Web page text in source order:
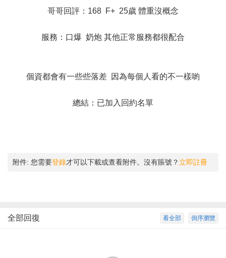
哥哥回評：168 F+ 25歲 體重沒概念
服務：口爆 奶炮 其他正常服務都很配合
個資都會有一些些落差 因為每個人看的不一樣喲
總結：已加入回約名單
附件: 您需要登錄才可以下載或查看附件。沒有賬號？ 立即註冊
倒序瀏覽
看全部
全部回復